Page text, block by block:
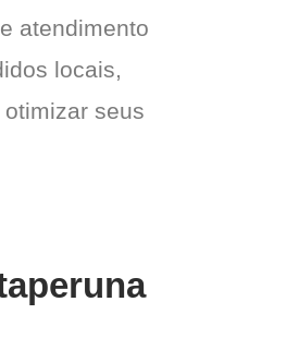
atendimento
locais,
seus